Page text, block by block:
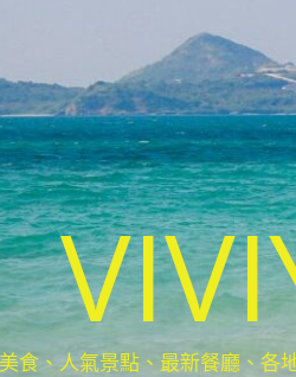
食、人氣景點、最新餐廳、